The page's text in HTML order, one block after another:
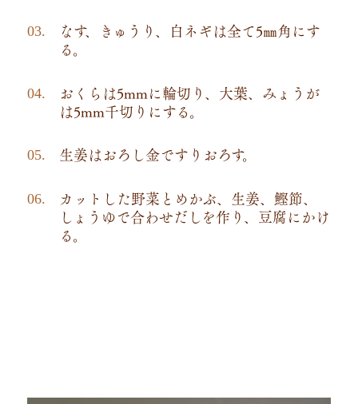
なす、きゅうり、白ネギは全て5㎜角にす
る。
おくらは5mmに輪切り、大葉、みょうが
は5mm千切りにする。
生姜はおろし金ですりおろす。
カットした野菜とめかぶ、生姜、鰹節、
しょうゆで合わせだしを作り、豆腐にかけ
る。